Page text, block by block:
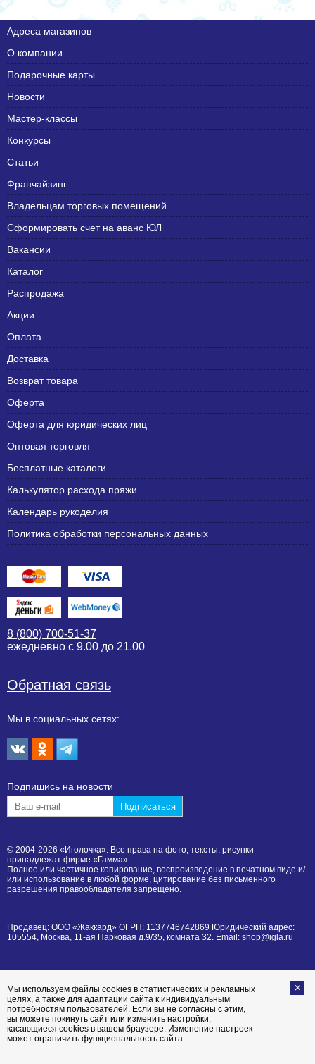
Адреса магазинов
О компании
Подарочные карты
Новости
Мастер-классы
Конкурсы
Статьи
Франчайзинг
Владельцам торговых помещений
Сформировать счет на аванс ЮЛ
Вакансии
Каталог
Распродажа
Акции
Оплата
Доставка
Возврат товара
Оферта
Оферта для юридических лиц
Оптовая торговля
Бесплатные каталоги
Калькулятор расхода пряжи
Календарь рукоделия
Политика обработки персональных данных
8 (800) 700-51-37
ежедневно с 9.00 до 21.00
Обратная связь
Мы в социальных сетях:
Подпишиcь на новости
© 2004-2026 «Иголочка». Все права на фото, тексты, рисунки
принадлежат фирме «Гамма».
Полное или частичное копирование, воспроизведение в печатном виде и/
или использование в любой форме, цитирование без письменного
разрешения правообладателя запрещено.
Продавец: ООО «Жаккард» ОГРН: 1137746742869 Юридический адрес:
105554, Москва, 11-ая Парковая д.9/35, комната 32. Email: shop@igla.ru
Мы используем файлы cookies в статистических и рекламных
целях, а также для адаптации сайта к индивидуальным
потребностям пользователей. Если вы не согласны с этим,
вы можете покинуть сайт или изменить настройки,
касающиеся cookies в вашем браузере. Изменение настроек
может ограничить функциональность сайта.